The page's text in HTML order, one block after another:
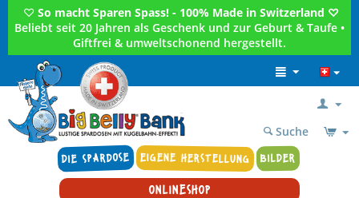
♡ So macht Sparen Spass! - 100% Made in Switzerland ♡
Beliebt seit 20 Jahren als Geschenk und zur Geburt & Taufe •
Giftfrei & umweltschonend hergestellt.
DIE SPARDOSE EIGENE HERSTELLUNG BILDER
Suche
ONLINESHOP